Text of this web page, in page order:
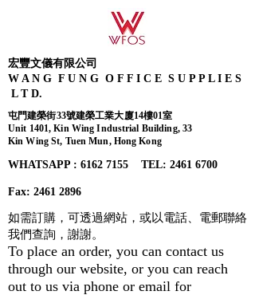
宏豐文儀有限公司
W A N G F U N G O F F I C E S U P P L I E S
L T D.
屯門建榮街33號建榮工業大廈14樓01室
Unit 1401, Kin Wing Industrial Building, 33
Kin Wing St, Tuen Mun, Hong Kong
WHATSAPP : 6162 7155​ TEL: 2461 6700
Fax: 2461 2896
如需訂購，可透過網站，或以電話、電郵聯絡
我們查詢， 謝謝。
To place an order, you can contact us
through our website, or you can reach
out to us via phone or email for